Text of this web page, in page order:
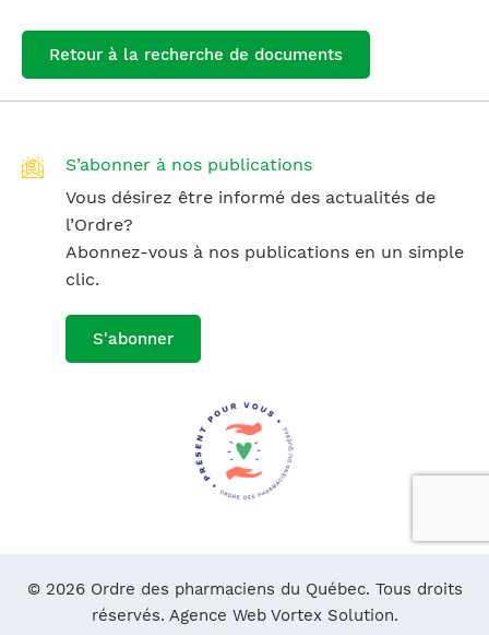
Retour à la recherche de documents
S’abonner à nos publications
Vous désirez être informé des actualités de
l’Ordre?
Abonnez-vous à nos publications en un simple
clic.
S'abonner
© 2026 Ordre des pharmaciens du Québec. Tous droits
réservés. Agence Web Vortex Solution.